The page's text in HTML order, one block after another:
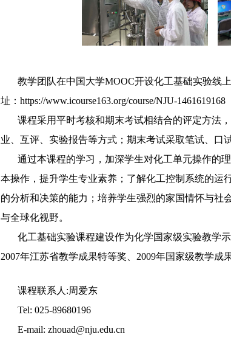
教学团队在中国大学MOOC开设化工基础实验线
址： https://www.icourse163.org/course/NJU-1461619168
课程采用平时考核和期末考试相结合的评定方法
业、互评、实验报告等方式；期末考试采取笔试、口
通过本课程的学习，加深学生对化工单元操作的
本操作，提升学生专业素养；了解化工控制系统的运
的分析和决策的能力；培养学生强烈的家国情怀与社
与全球化视野。
化工基础实验课程建设作为化学国家级实验教学
2007年江苏省教学成果特等奖、2009年国家级教学成
课程联系人:周爱东
Tel: 025-89680196
E-mail: zhouad@nju.edu.cn